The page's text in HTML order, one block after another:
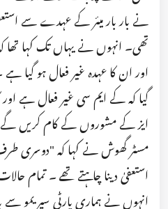
نے بار بار میئر کے عہدے سے
تھی۔ انہوں نے یہاں تک کہا تھا
اور ان کا عہدہ غیر فعال ہو گیا
گیا کہ کے ایم سی غیر فعال ہے
ایز کے مشوروں کے کام کریں
مسٹر گھوش نے کہا کہ "دوسری
استعفیٰ دینا چاہتے تھے ۔ تمام
انہوں نے ہماری پارٹی سپریمو